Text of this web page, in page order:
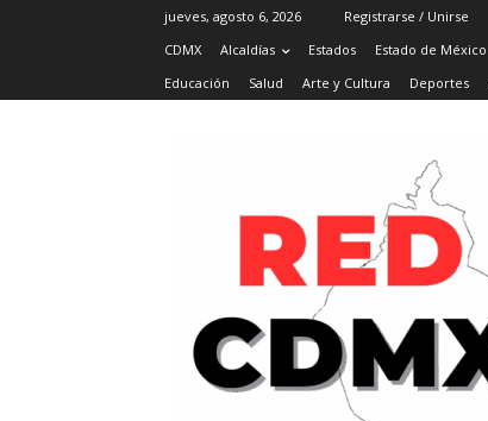
jueves, agosto 6, 2026
Registrarse / Unirse
CDMX
Alcaldías Estados Estado de México
Educación
Salud Arte y Cultura Deportes